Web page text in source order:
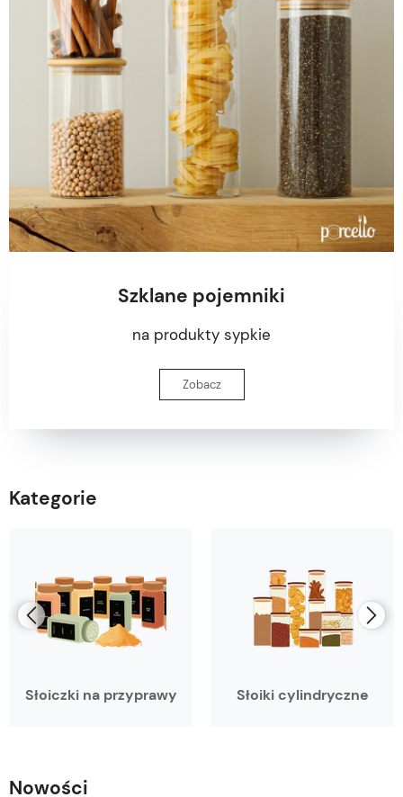
Szklane pojemniki
na produkty sypkie
Zobacz
Kategorie
Słoiczki na przyprawy Słoiki cylindryczne
Nowości